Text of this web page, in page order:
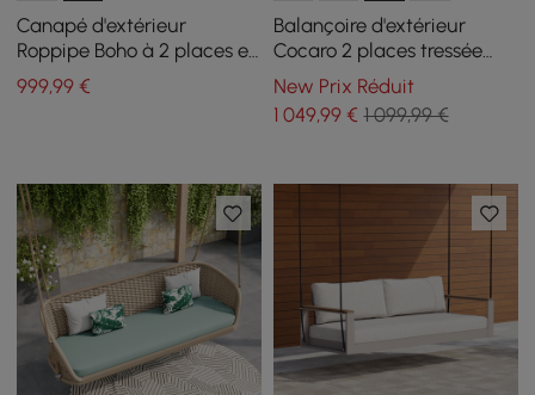
Canapé d'extérieur
Roppipe Boho à 2 places en
corde tissée kaki avec
coussin blanc
999,99 €
Balançoire d'extérieur
Cocaro 2 places tressée
performance avec coussin
moelleux
New Prix Réduit
1 049,99€ 1 099,99 €